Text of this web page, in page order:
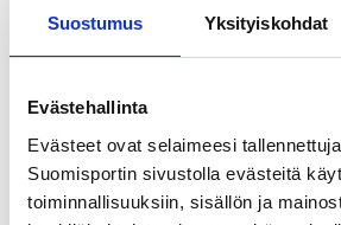
Suostumus Yksityiskohdat
Evästehallinta
Evästeet ovat selaimeesi
Suomisportin sivustolla evästeitä
toiminnallisuuksiin, sisällön ja
Su 1.2.2026 at 00:01 - Su 8.3.2026 at
Jäsenhinta 200,00 € -
liiton henkilölisenssillä. Myös
yhden henkilön koulutukseen
Perushinta 250,00 € -